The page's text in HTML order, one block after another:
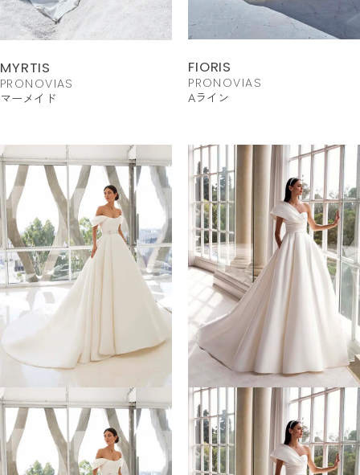
MYRTIS
PRONOVIAS
マーメイド
FIORIS
PRONOVIAS
Aライン